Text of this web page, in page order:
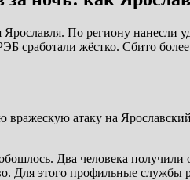
По региону нанесли
сработали жёстко. Сбито более
атаку на
Два человека
Для этого профильные